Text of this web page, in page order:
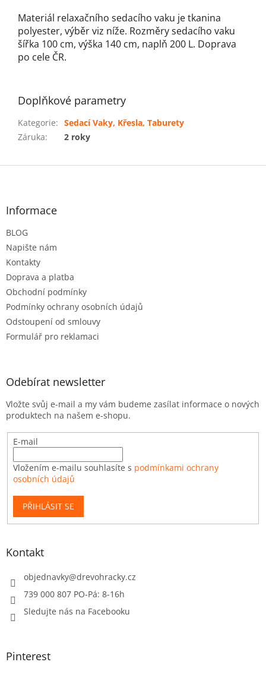
Materiál relaxačního sedacího vaku je tkanina
polyester, výběr viz níže. Rozměry sedacího vaku
šířka 100 cm, výška 140 cm, naplň 200 L. Doprava
po cele ČR.
Doplňkové parametry
Kategorie: Sedací Vaky, Křesla, Taburety
Záruka: 2 roky
Z
Informace
BLOG
Napište nám
Kontakty
Doprava a platba
Obchodní podmínky
Podmínky ochrany osobních údajů
Odstoupení od smlouvy
Formulář pro reklamaci
Odebírat newsletter
Vložte svůj e-mail a my vám budeme zasílat informace o nových
produktech na našem e-shopu.
E-mail
Vložením e-mailu souhlasíte s podmínkami ochrany
osobních údajů
PŘIHLÁSIT SE
Kontakt
objednavky@drevohracky.cz
739 000 807 PO-Pá: 8-16h
Sledujte nás na Facebooku
Pinterest